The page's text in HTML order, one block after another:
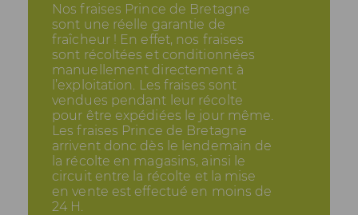
Nos fraises Prince de Bretagne
sont une réelle garantie de
fraîcheur ! En effet, nos fraises
sont récoltées et conditionnées
manuellement directement à
l’exploitation. Les fraises sont
vendues pendant leur récolte
pour être expédiées le jour même.
Les fraises Prince de Bretagne
arrivent donc dès le lendemain de
la récolte en magasins, ainsi le
circuit entre la récolte et la mise
en vente est effectué en moins de
24 H.